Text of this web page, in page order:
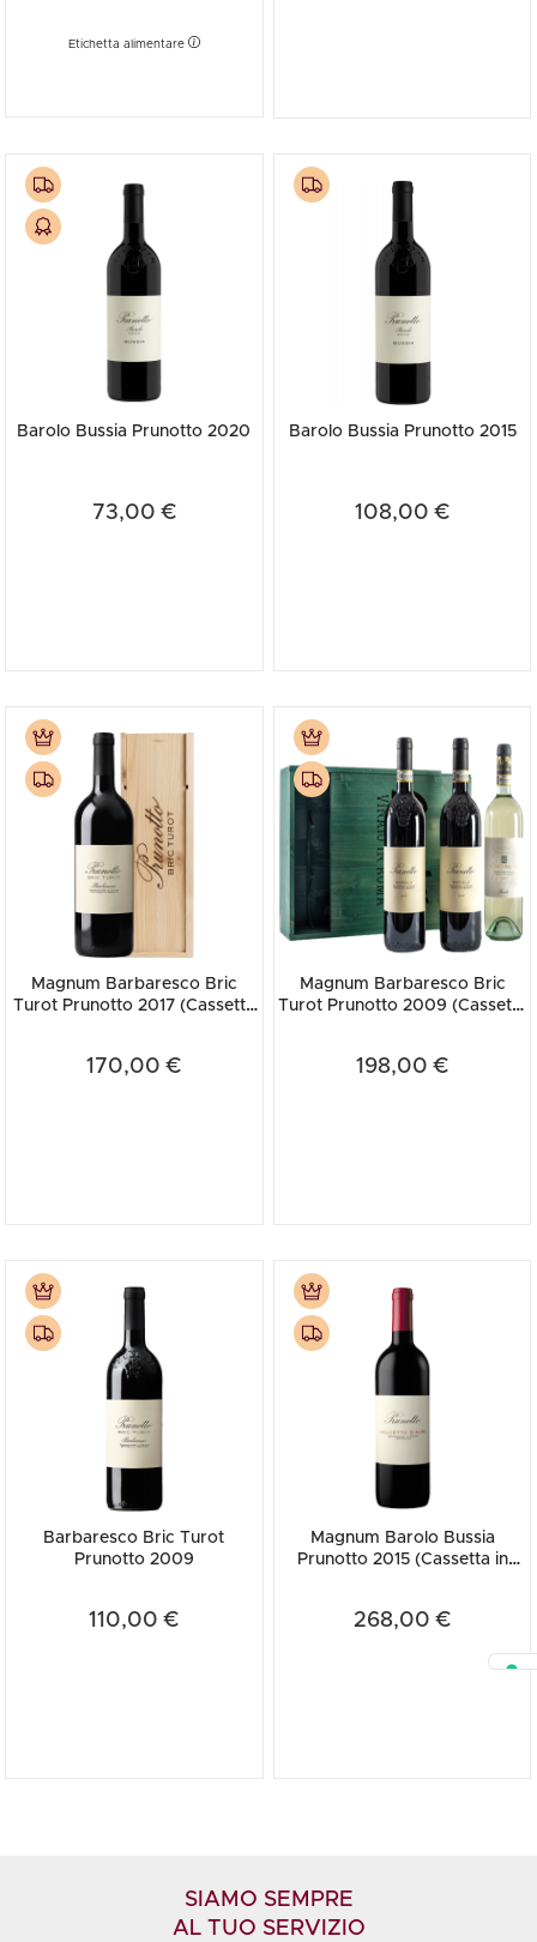
Etichetta alimentare
Barolo Bussia Prunotto 2020
73,00 €
Barolo Bussia Prunotto 2015
108,00 €
Magnum Barbaresco Bric
Turot Prunotto 2017 (Cassetta
170,00 €
Magnum Barbaresco Bric
Turot Prunotto 2009 (Cassetta
198,00 €
Barbaresco Bric Turot
Prunotto 2009
110,00 €
Magnum Barolo Bussia
Prunotto 2015 (Cassetta in
268,00 €
SIAMO SEMPRE
AL TUO SERVIZIO